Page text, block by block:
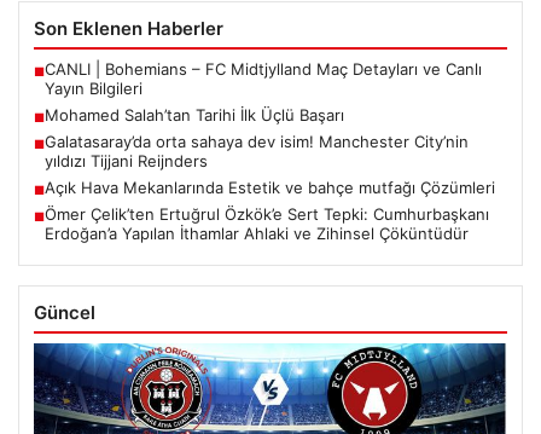
Son Eklenen Haberler
■CANLI | Bohemians – FC Midtjylland Maç Detayları ve Canlı
Yayın Bilgileri
■Mohamed Salah’tan Tarihi İlk Üçlü Başarı
■Galatasaray’da orta sahaya dev isim! Manchester City’nin
yıldızı Tijjani Reijnders
■Açık Hava Mekanlarında Estetik ve bahçe mutfağı Çözümleri
■Ömer Çelik’ten Ertuğrul Özkök’e Sert Tepki: Cumhurbaşkanı
Erdoğan’a Yapılan İthamlar Ahlaki ve Zihinsel Çöküntüdür
Güncel